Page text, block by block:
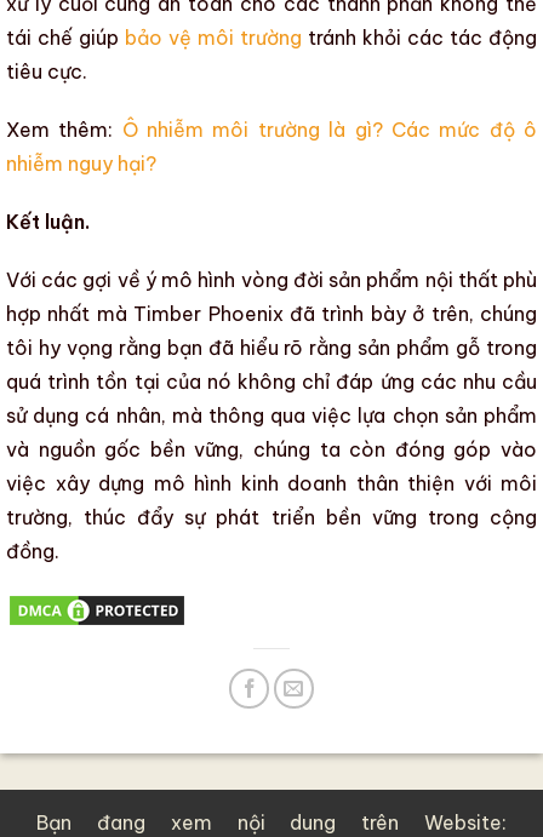
tái chế giúp bảo vệ môi trường tránh khỏi các tác động
tiêu cực.
Xem thêm: Ô nhiễm môi trường là gì? Các mức độ ô
nhiễm nguy hại?
Kết luận.
Với các gợi về ý mô hình vòng đời sản phẩm nội thất phù
hợp nhất mà Timber Phoenix đã trình bày ở trên, chúng
tôi hy vọng rằng bạn đã hiểu rõ rằng sản phẩm gỗ trong
quá trình tồn tại của nó không chỉ đáp ứng các nhu cầu
sử dụng cá nhân, mà thông qua việc lựa chọn sản phẩm
và nguồn gốc bền vững, chúng ta còn đóng góp vào
việc xây dựng mô hình kinh doanh thân thiện với môi
trường, thúc đẩy sự phát triển bền vững trong cộng
đồng.
Bạn đang xem nội dung trên Website: